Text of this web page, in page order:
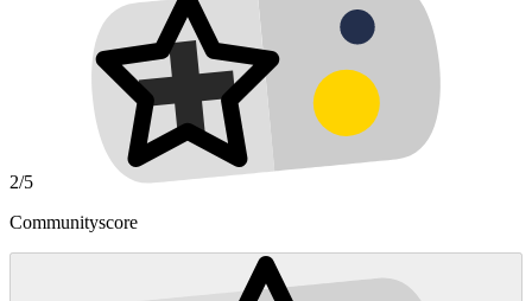
2/5
Communityscore